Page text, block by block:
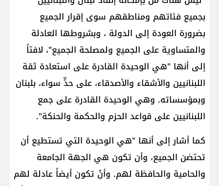
بجميع فئاتهم ومناطقهم سوى إقرار الجميع
بضرورة العودة إلى الدولة ، وبشروطها العادلة
والمتساوية على الجميع ولمصلحة الجميع"، لافتاً
إلى أنها "هي الوحيدة القادرة على استعادة ثقة
اللبنانيين والأشقاء والأصدقاء، على حدٍّ سواء، بلبنان
وبمؤسساته. وهي الوحيدة القادرة على جمع
اللبنانيين على قواعد الحزم والحكمة والحنكة".
كما أشار إلى أنها "هي الوحيدة التي تستطيع أن
تحتضن الجميع، وأن تكون هي الجهة الجامعة
والحامية والحافظة لهم. وأنْ تكون أيضاً عادلة لهم